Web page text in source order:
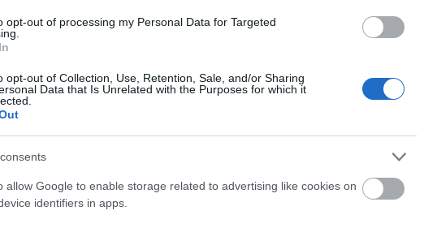
opt-out of processing my Personal Data for Targeted
opt-out of Collection, Use, Retention, Sale, and/or Sharing
Data that Is Unrelated with the Purposes for which it
allow Google to enable storage related to advertising like cookies on
identifiers in apps.
TOVÁBB
jogállam falfirka kúria kétfarkú-kutya párt
Menza [180.]
2024
2024
2024 augusztus
Tovább...
Blogajánló
Erődített